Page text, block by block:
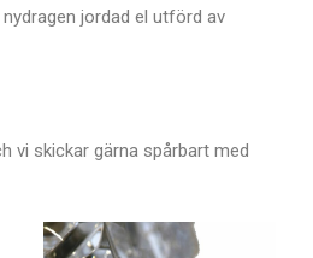
jordad el utförd av
vi skickar gärna spårbart med